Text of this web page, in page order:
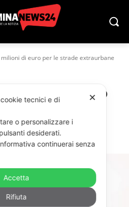
di euro per le strade extraurbane
milioni di euro
✕
tecnici e di
o personalizzare i
desiderati.
continuerai senza
Accetta
Rifiuta